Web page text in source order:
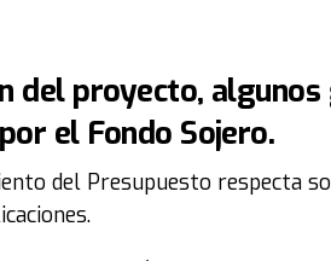
del proyecto,
el Fondo Sojero.
del Presupuesto respecta